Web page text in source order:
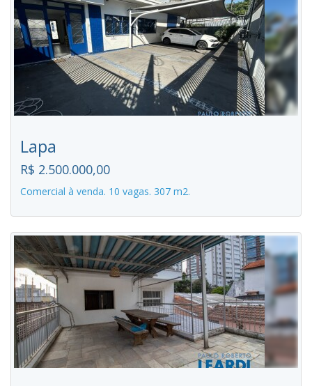
Lapa
R$ 2.500.000,00
Comercial à venda. 10 vagas. 307 m2.